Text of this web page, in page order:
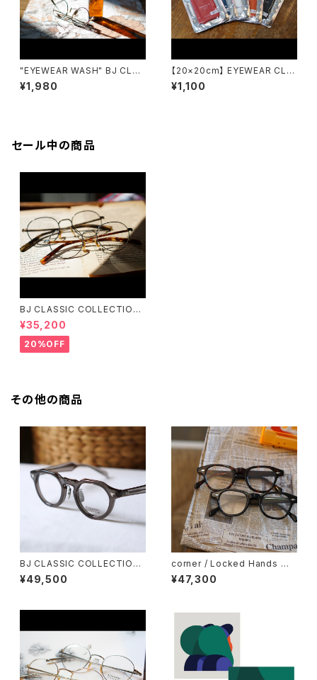
"EYEWEAR WASH" BJ CLAS
SIC COLLECTION くもり止め
クリーナー アイウェアウォッシュ
¥1,980
【20×20cm】 EYEWEAR CLO
TH アイウェアクロス emw / e
yewear maintenance work
¥1,100
セール中の商品
BJ CLASSIC COLLECTION
¥35,200
20%OFF
その他の商品
BJ CLASSIC COLLECTION
CE-578MP BJクラシック セル
ロイド クラウンパント
¥49,500
corner / Locked Hands コ
ーナー ロックドハンズ <orner
¥47,300